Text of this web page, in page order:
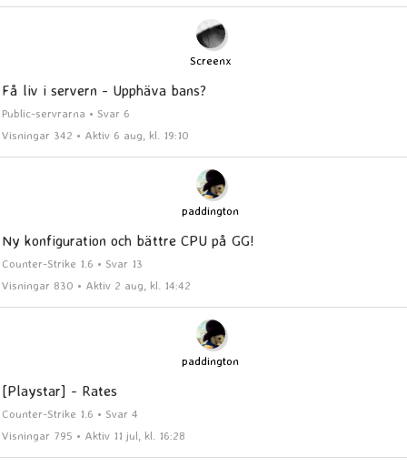
Screenx
Få liv i servern - Upphäva bans?
Public-servrarna • Svar 6
Visningar 342 • Aktiv 6 aug, kl. 19:10
paddington
Ny konfiguration och bättre CPU på GG!
Counter-Strike 1.6 • Svar 13
Visningar 830 • Aktiv 2 aug, kl. 14:42
paddington
[Playstar] - Rates
Counter-Strike 1.6 • Svar 4
Visningar 795 • Aktiv 11 jul, kl. 16:28